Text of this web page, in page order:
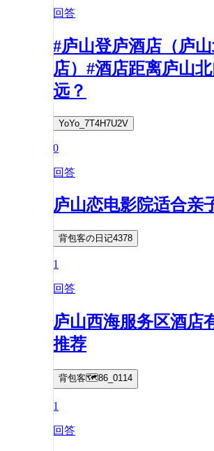
回答
#庐山登庐酒店（庐
店）#酒店距离庐山
远？
YoYo_7T4H7U2V
0
回答
庐山恋电影院适合亲
背包客の日记4378
1
回答
庐山西海服务区酒店
推荐
背包客🗺️86_0114
1
回答